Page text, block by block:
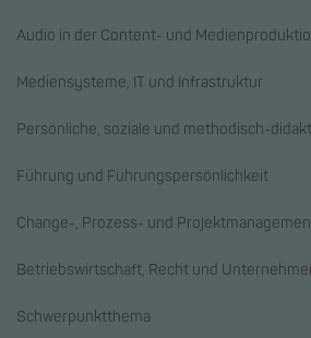
Audio in der Content- und
Mediensysteme, IT und Infrastruktur
Persönliche, soziale und methodisch-
Führung und Führungspersönlichkeit
Change-, Prozess- und
Betriebswirtschaft, Recht und
Schwerpunktthema